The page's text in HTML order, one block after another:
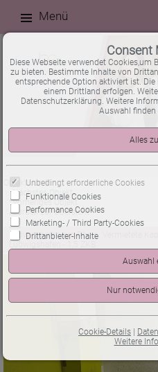
Menü
Neueste Objekte
Objekt von 9
Nächstes Objekt
Vorheriges Objekt
Zurück zur Übersicht
Ludwigshafen am Rhein: Vermietete
Consent
Diese Webseite verwendet
zu bieten. Bestimmte Inhalte von
entsprechende Option aktiviert ist.
einem Drittland erfolgen.
Datenschutzerklärung. Weitere
Auswahl finden
Unbedingt erforderliche Cookies
Funktionale Cookies
Performance Cookies
Marketing- / Third Party-Cookies
Drittanbieter-Inhalte
Cookie-Details
Weitere